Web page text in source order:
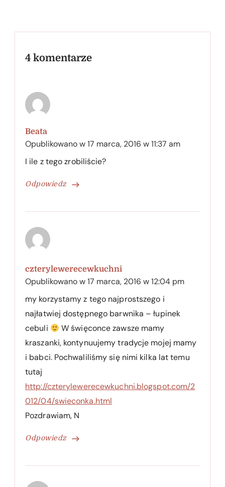
4 komentarze
Beata
Opublikowano w17 marca, 2016 w 11:37 am
Odpowiedz
I ile z tego zrobiliście?
czterylewerecewkuchni
Opublikowano w17 marca, 2016 w 12:04 pm
Odpowiedz
my korzystamy z tego najprostszego i
najłatwiej dostępnego barwnika – łupinek
cebuli
W święconce zawsze mamy
kraszanki, kontynuujemy tradycje mojej mamy
i babci. Pochwaliliśmy się nimi kilka lat temu
tutaj
http://czterylewerecewkuchni.blogspot.com/2
012/04/swieconka.html
Pozdrawiam, N